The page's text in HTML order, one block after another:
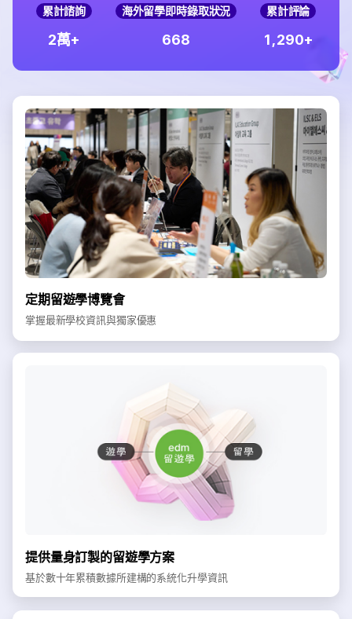
累計諮詢
2萬+
海外留學即時錄取狀況
668
累計評論
1 290+
定期留遊學博覽會
掌握最新學校資訊與獨家優惠
提供量身訂製的留遊學方案
基於數十年累積數據所建構的系統化升學資訊